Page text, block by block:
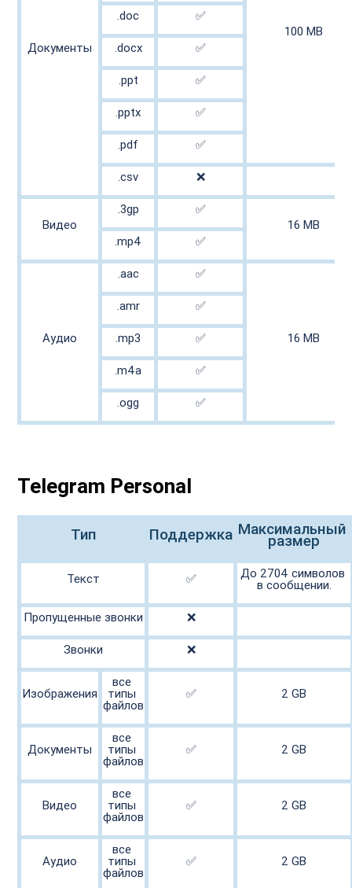
Документы
100 MB
.doc ✅
.docx ✅
.ppt ✅
.pptx ✅
.pdf ✅
.csv ❌
Видео
.3gp
✅
16 MB
.mp4
✅
Аудио
.aac ✅
16 MB
.amr ✅
.mp3 ✅
.m4a ✅
.ogg ✅
Telegram Personal
Тип Поддержка Максимальный
размер
Текст ✅ До 2704 символов
в сообщении.
Пропущенные звонки ❌
Звонки ❌
Изображения
все
типы
файлов
✅ 2 GB
Документы
все
типы
файлов
✅ 2 GB
Видео
все
типы
файлов
✅ 2 GB
Аудио
все
типы
файлов
✅ 2 GB